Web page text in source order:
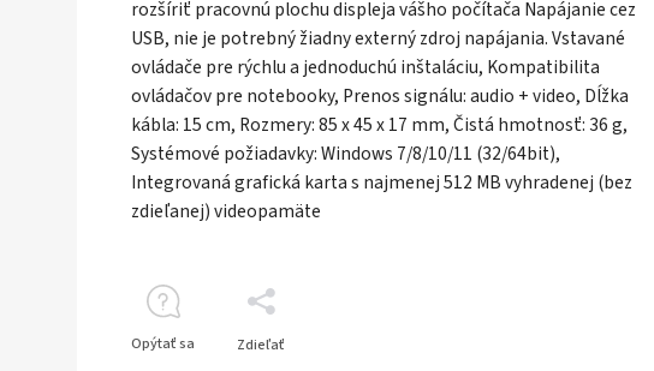
rozšíriť pracovnú plochu displeja vášho počítača Napájanie cez
USB, nie je potrebný žiadny externý zdroj napájania. Vstavané
ovládače pre rýchlu a jednoduchú inštaláciu, Kompatibilita
ovládačov pre notebooky, Prenos signálu: audio + video, Dĺžka
kábla: 15 cm, Rozmery: 85 x 45 x 17 mm, Čistá hmotnosť: 36 g,
Systémové požiadavky: Windows 7/8/10/11 (32/64bit),
Integrovaná grafická karta s najmenej 512 MB vyhradenej (bez
zdieľanej) videopamäte
Opýtať sa Zdieľať